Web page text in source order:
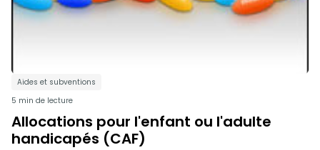
Aides et subventions
5 min de lecture
Allocations pour l'enfant ou l'adulte
handicapés (CAF)